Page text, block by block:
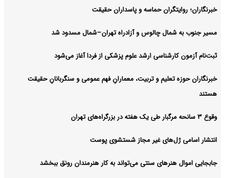
خبرنگاران؛ روایتگران حماسه و پاسداران حقیقت
مسیر جنوب به شمال چالوس و آزادراه تهران–شمال مسدود شد
ثبت‌نام‌ آزمون کارشناسی ارشد علوم پزشکی از فردا آغاز می‌شود
خبرنگاران حوزه تعلیم و تربیت، معمارانِ فهم عمومی و سنگربانانِ حقیقت
هستند
وقوع ۳ سانحه مرگبار طی یک هفته در بزرگراه‌های تهران
انتشار اسامی ژل‌های غیر مجاز شستشوی پوست
جابجایی اموال هنرهای سنتی می‌تواند به کار هنرمندان رونق ببخشد